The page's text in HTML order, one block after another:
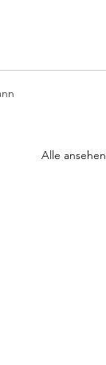
Alle ansehen